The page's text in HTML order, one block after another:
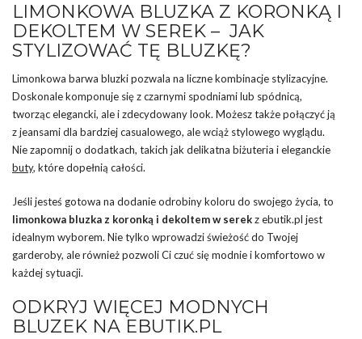
LIMONKOWA BLUZKA Z KORONKĄ I
DEKOLTEM W SEREK – JAK
STYLIZOWAĆ TĘ BLUZKĘ?
Limonkowa barwa bluzki pozwala na liczne kombinacje stylizacyjne.
Doskonale komponuje się z czarnymi spodniami lub spódnicą,
tworząc elegancki, ale i zdecydowany look. Możesz także połączyć ją
z jeansami dla bardziej casualowego, ale wciąż stylowego wyglądu.
Nie zapomnij o dodatkach, takich jak delikatna biżuteria i eleganckie
buty, które dopełnią całości.
Jeśli jesteś gotowa na dodanie odrobiny koloru do swojego życia, to
limonkowa bluzka z koronką i dekoltem w serekz ebutik.pl jest
idealnym wyborem. Nie tylko wprowadzi świeżość do Twojej
garderoby, ale również pozwoli Ci czuć się modnie i komfortowo w
każdej sytuacji.
ODKRYJ WIĘCEJ MODNYCH
BLUZEK NA EBUTIK.PL